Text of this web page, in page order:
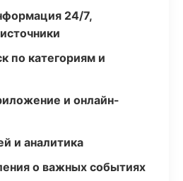
24/7,
по категориям и
и онлайн-
и аналитика
о важных событиях